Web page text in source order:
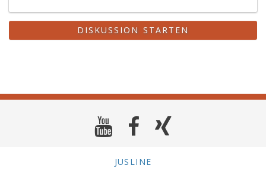
DISKUSSION STARTEN
JUSLINE